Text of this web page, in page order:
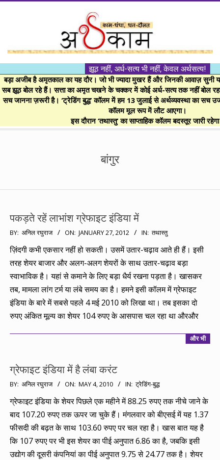
।।
अर्थकाम।।
BE
FINANCIALLY
झूठ नहीं, अर्ध-सत्य भी नहीं, केवल अर्थसत्य!
बड़ा अजीब है अमृतकाल का यह दौर। जो भी ज्यादा मुखर हैं और जिनकी आवाज़ सुनी
सब झूठ बोल रहे हैं। सत्ता का अमृत चखने के चक्कर में कोई अर्ध-सत्य तक नहीं बोल
सच जानना ज़रूरी है। ‘ट्रेडिंग बुद्ध’ कॉलम में हम 13 जुलाई से अर्थव्यवस्था का सच
कॉलम मूल रूप में लौट आएगा।
इस दौरान ‘तथास्तु’ का साप्ताहिक कॉलम बदस्तूर जारी
बांगुर
पकड़ते रहें लाभांश ग्रेफाइट इंडिया में
2012-
01-
BY: अनिल रघुराज ON: JANUARY 27, 2012 IN: तथास्तु
ज़िंदगी कभी एकसार नहीं हो सकती। उसमें उतार-चढ़ाव आते ही हैं। इसी
तरह शेयर बाजार और अलग-अलग शेयरों के साथ उतार-चढ़ाव बड़ा
स्वाभाविक है। यहां से कमाने के लिए बड़ा धैर्य रखना पड़ता है। खासकर
तब, मामला लांग टर्म या लंबे समय का है। हमने इसी कॉलम में ग्रेफाइट
इंडिया के बारे में सबसे पहले 4 मई 2010 को लिखा था। तब इसका दो
रुपए अंकित मूल्य का शेयर 104 रुपए के आसपास चल रहा था औरऔर
और भी
ग्रेफाइट इंडिया में है लंबा करंट
2010-
05-
04
BY: अनिल रघुराज ON: MAY 4, 2010 IN: ट्रेडिंग-बुद्ध
ग्रेफाइट इंडिया के शेयर पिछले एक महीने में 88.25 रुपए तक नीचे जाने के
बाद 107.20 रुपए तक ऊपर जा चुके हैं। मंगलवार को बीएसई में यह 1.37
फीसदी की बढ़त के साथ 103.60 रुपए पर चल रहा है। खास बात यह है
कि 107 रुपए पर भी इस शेयर का पीई अनुपात 6.86 का है, जबकि इसी
उद्योग की दूसरी कंपनियां का पीई अनुपात 9.75 से 24.77 तक है। शेयर